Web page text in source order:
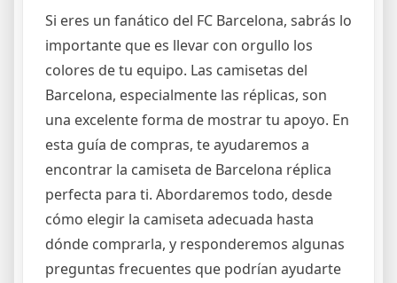
Si eres un fanático del FC Barcelona, sabrás lo
importante que es llevar con orgullo los
colores de tu equipo. Las camisetas del
Barcelona, especialmente las réplicas, son
una excelente forma de mostrar tu apoyo. En
esta guía de compras, te ayudaremos a
encontrar la camiseta de Barcelona réplica
perfecta para ti. Abordaremos todo, desde
cómo elegir la camiseta adecuada hasta
dónde comprarla, y responderemos algunas
preguntas frecuentes que podrían ayudarte